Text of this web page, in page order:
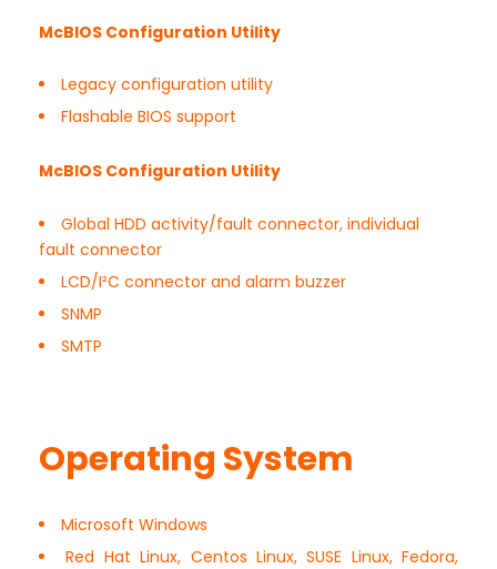
McBIOS Configuration Utility
Legacy configuration utility
Flashable BIOS support
McBIOS Configuration Utility
Global HDD activity/fault connector, individual
fault connector
LCD/I²C connector and alarm buzzer
SNMP
SMTP
Operating System
Microsoft Windows
Red Hat Linux, Centos Linux, SUSE Linux, Fedora,